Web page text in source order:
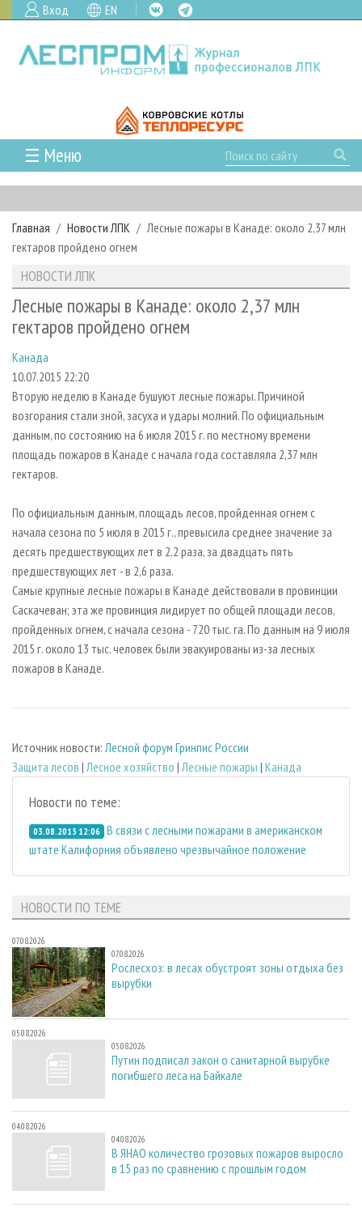
Вход EN
☰ Меню
ГЛАВНАЯ
РУБРИКИ И ТЕМЫ
РУБРИКИ ЖУРНАЛА
ЛЕСОЗАГОТОВКА
ЛЕСОПИЛЕНИЕ
СУШКА ДРЕВЕСИНЫ
ПРОИЗВОДСТВО ДРЕВЕСНЫХ ПЛИТ
ДЕРЕВЯННОЕ ДОМОСТРОЕНИЕ
ПРОИЗВОДСТВО МЕБЕЛИ
БИОЭНЕРГЕТИКА
ЦБП
ИНСТРУМЕНТ И МАТЕРИАЛЫ
НОВОСТИ
НОВОСТИ ЛПК
НОВОСТИ ЖУРНАЛА
ПРОЕКТЫ ЛПИ
АНАЛИТИКА
ПРЕДПРИЯТИЯ ЛПК
ПЕРСОНЫ
МОБИЛЬНЫЕ ВЫСТАВКИ
ОФИЦИАЛЬНЫЕ ДЕЛЕГАЦИИ
ПРИОРИТЕТНЫЕ ИНВЕСТПРОЕКТЫ
RUSSIAN FORESTRY REVIEW
ГАЗЕТА ЛЕСПРОМФОРУМ
БИБЛИОТЕКА СПЕЦИАЛИСТА
АРХИВ ЖУРНАЛОВ
О ЖУРНАЛЕ
КОНТАКТЫ
РЕКЛАМОДАТЕЛЯМ
РЕКЛАМА
РЕКЛАМА НА САЙТЕ
Главная Новости ЛПК
Лесные пожары в Канаде: около 2,37 млн
гектаров пройдено огнем
НОВОСТИ ЛПК
Лесные пожары в Канаде: около 2,37 млн
гектаров пройдено огнем
Канада
10.07.2015 22:20
Вторую неделю в Канаде бушуют лесные пожары. Причиной
возгорания стали зной, засуха и удары молний. По официальным
данным, по состоянию на 6 июля 2015 г. по местному времени
площадь пожаров в Канаде с начала года составляла 2,37 млн
гектаров.
По официальным данным, площадь лесов, пройденная огнем с
начала сезона по 5 июля в 2015 г., превысила среднее значение за
десять предшествующих лет в 2,2 раза, за двадцать пять
предшествующих лет - в 2,6 раза.
Самые крупные лесные пожары в Канаде действовали в провинции
Саскачеван; эта же провинция лидирует по общей площади лесов,
пройденных огнем, с начала сезона - 720 тыс. га. По данным на 9 июля
2015 г. около 13 тыс. человек были эвакуированы из-за лесных
пожаров в Канаде.
Источник новости:Лесной форум Гринпис России
Защита лесов |Лесное хозяйство |Лесные пожары | Канада
Новости по теме:
03.08.2015 12:06 В связи с лесными пожарами в американском
штате Калифорния объявлено чрезвычайное положение
НОВОСТИ ПО ТЕМЕ
07.08.2026
07.08.2026
Рослесхоз: в лесах обустроят зоны отдыха без
вырубки
05.08.2026
05.08.2026
Путин подписал закон о санитарной вырубке
погибшего леса на Байкале
04.08.2026
04.08.2026
В ЯНАО количество грозовых пожаров выросло
в 15 раз по сравнению с прошлым годом